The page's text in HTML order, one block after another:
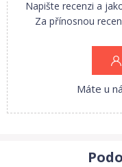
Napište recenzi a
Za přínosnou
Máte u